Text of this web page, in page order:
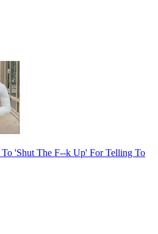
To 'Shut The F--k Up' For Telling To